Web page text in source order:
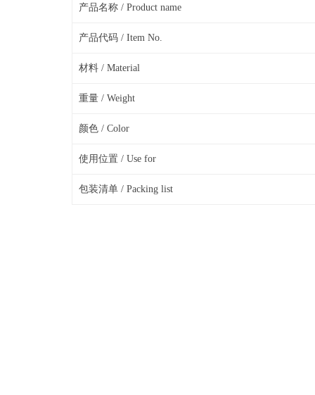
产品名称 / Product name
产品代码 / Item No.
材料 / Material
重量 / Weight
颜色 / Color
使用位置 / Use for
包装清单 / Packing list